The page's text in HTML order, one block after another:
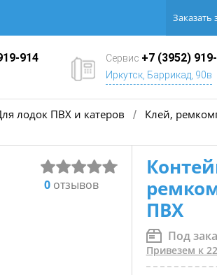
Заказать
914 Сервис +7 (3952)
Иркутск, Баррикад, 90в
лодок ПВХ и катеров /
Клей,
0отзывов
ПВХ
Под
Привезем к